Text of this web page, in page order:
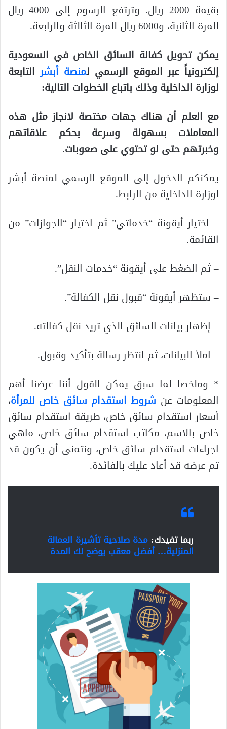
بقيمة 2000 ريال. وترتفع الرسوم إلى 4000 ريال
للمرة الثانية، و6000 ريال للمرة الثالثة والرابعة.
يمكن تحويل كفالة السائق الخاص في السعودية
إلكترونياً عبر الموقع الرسمي لمنصة أبشرالتابعة
لوزارة الداخلية وذلك باتباع الخطوات التالية:
مع العلم أن هناك جهات مختصة لانجاز مثل هذه
المعاملات بسهولة وسرعة بحكم علاقاتهم
وخبرتهم حتى لو تحتوي على صعوبات.
يمكنكم الدخول إلى الموقع الرسمي لمنصة أبشر
لوزارة الداخلية من الرابط.
– اختيار أيقونة “خدماتي” ثم اختيار “الجوازات” من
القائمة.
– ثم الضغط على أيقونة “خدمات النقل”.
– ستظهر أيقونة “قبول نقل الكفالة”.
– إظهار بيانات السائق الذي تريد نقل كفالته.
– املأ البيانات، ثم انتظر رسالة بتأكيد وقبول.
* وملخصا لما سبق يمكن القول أننا عرضنا أهم
المعلومات عن شروط استقدام سائق خاص للمرأة،
أسعار استقدام سائق خاص، طريقة استقدام سائق
خاص بالاسم، مكاتب استقدام سائق خاص، ماهي
اجراءات استقدام سائق خاص، ونتمنى أن يكون قد
تم عرضه قد أعاد عليك بالفائدة.
ربما تفيدك: مدة صلاحية تأشيرة العمالة
المنزلية… أفضل معقب يوضح لك المدة